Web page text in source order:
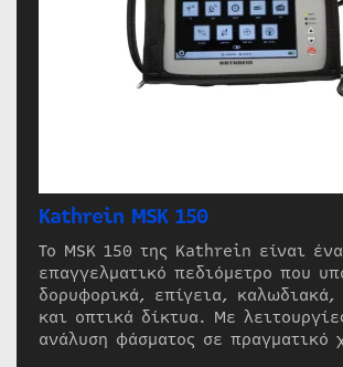
Kathrein MSK 150
Το MSK 150 της Kathrein είναι ένα
επαγγελματικό πεδιόμετρο που
δορυφορικά, επίγεια,
και οπτικά δίκτυα. Με
ανάλυση φάσματος σε πραγματικό